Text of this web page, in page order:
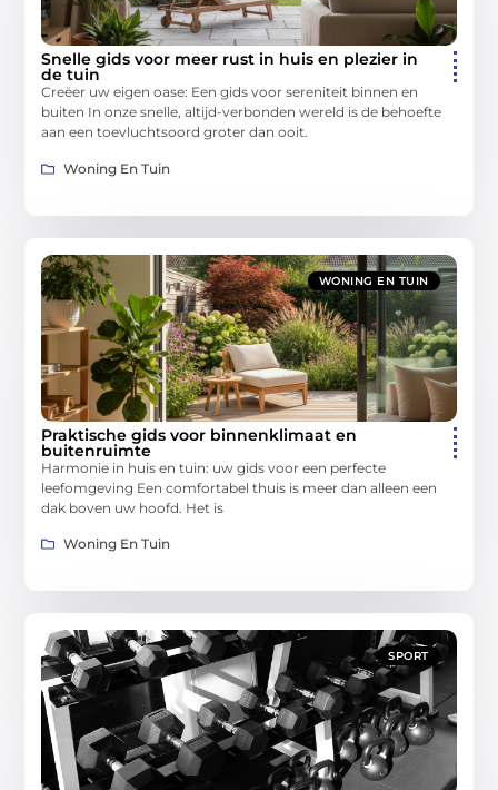
Snelle gids voor meer rust in huis en plezier in
de tuin
Creëer uw eigen oase: Een gids voor sereniteit binnen en
buiten In onze snelle, altijd-verbonden wereld is de behoefte
aan een toevluchtsoord groter dan ooit.
Woning En Tuin
WONING EN TUIN
Praktische gids voor binnenklimaat en
buitenruimte
Harmonie in huis en tuin: uw gids voor een perfecte
leefomgeving Een comfortabel thuis is meer dan alleen een
dak boven uw hoofd. Het is
Woning En Tuin
SPORT